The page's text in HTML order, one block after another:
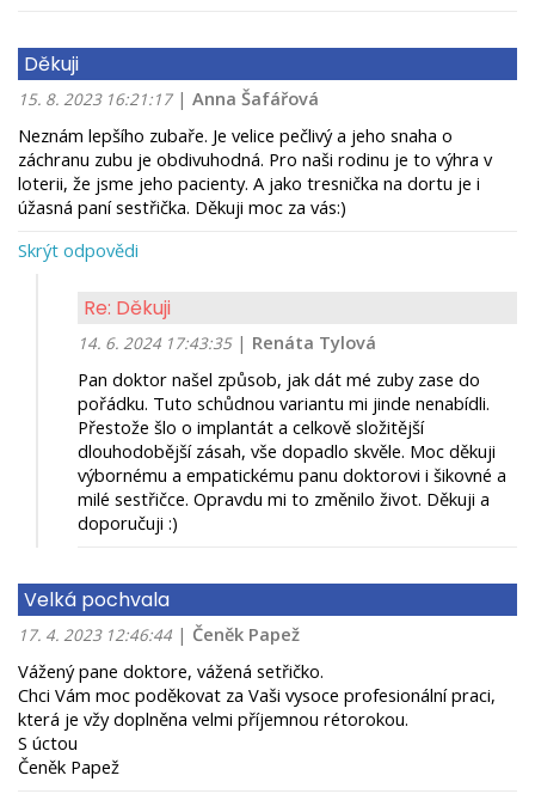
Děkuji
15. 8. 2023 16:21:17 | Anna Šafářová
Neznám lepšího zubaře. Je velice pečlivý a jeho snaha o
záchranu zubu je obdivuhodná. Pro naši rodinu je to výhra v
loterii, že jsme jeho pacienty. A jako tresnička na dortu je i
úžasná paní sestřička. Děkuji moc za vás:)
Skrýt odpovědi
Re: Děkuji
14. 6. 2024 17:43:35 | Renáta Tylová
Pan doktor našel způsob, jak dát mé zuby zase do
pořádku. Tuto schůdnou variantu mi jinde nenabídli.
Přestože šlo o implantát a celkově složitější
dlouhodobější zásah, vše dopadlo skvěle. Moc děkuji
výbornému a empatickému panu doktorovi i šikovné a
milé sestřičce. Opravdu mi to změnilo život. Děkuji a
doporučuji :)
Velká pochvala
17. 4. 2023 12:46:44 | Čeněk Papež
Vážený pane doktore, vážená setřičko.
Chci Vám moc poděkovat za Vaši vysoce profesionální praci,
která je vžy doplněna velmi příjemnou rétorokou.
S úctou
Čeněk Papež